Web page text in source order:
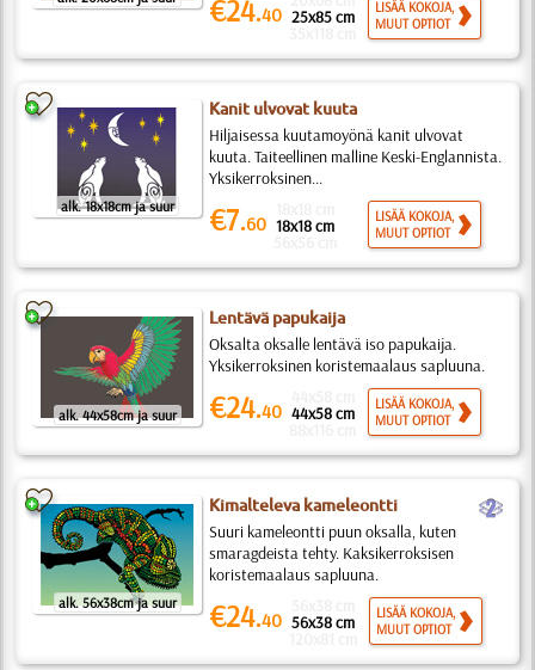
€24.40 25x85 cm
LISÄÄ KOKOJA,
MUUT OPTIOT
alk. 18x18cm ja suur
Kanit ulvovat kuuta
Hiljaisessa kuutamoyönä kanit ulvovat
kuuta. Taiteellinen malline Keski-Englannista.
Yksikerroksinen...
€7.60 18x18 cm
LISÄÄ KOKOJA,
MUUT OPTIOT
alk. 44x58cm ja suur
Lentävä papukaija
Oksalta oksalle lentävä iso papukaija.
Yksikerroksinen koristemaalaus sapluuna.
€24.40 44x58 cm
LISÄÄ KOKOJA,
MUUT OPTIOT
alk. 56x38cm ja suur
Kimalteleva kameleontti b
Suuri kameleontti puun oksalla, kuten
smaragdeista tehty. Kaksikerroksisen
koristemaalaus sapluuna.
€24.40 56x38 cm
LISÄÄ KOKOJA,
MUUT OPTIOT